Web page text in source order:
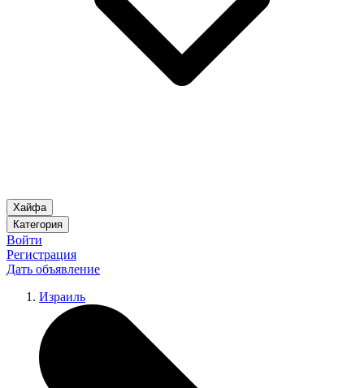
Хайфа
Категория
Войти
Регистрация
Дать объявление
Израиль